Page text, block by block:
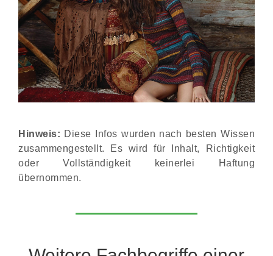
Hinweis: Diese Infos wurden nach besten Wissen
zusammengestellt. Es wird für Inhalt, Richtigkeit
oder Vollständigkeit keinerlei Haftung
übernommen.